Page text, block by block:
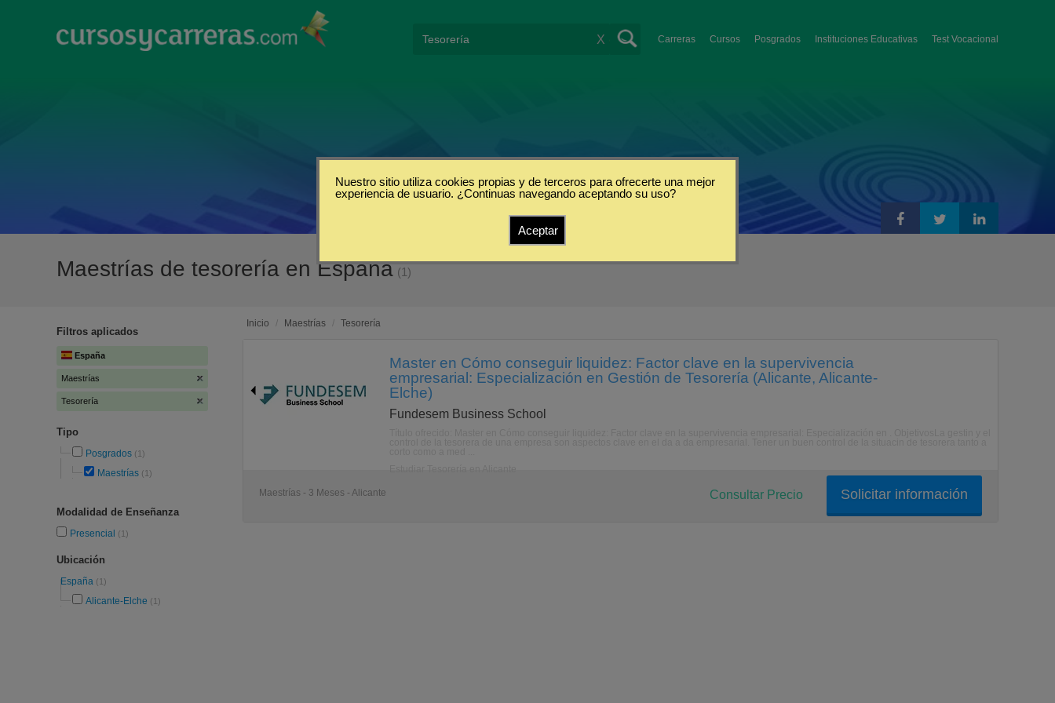
Carreras Cursos Posgrados Instituciones Educativas Test Vocacional
X
Maestrías de tesorería en España (1)
Filtros aplicados
España
Maestrías
Tesorería
Tipo
Posgrados (1)
Maestrías (1)
Modalidad de Enseñanza
Presencial (1)
Ubicación
España (1)
Alicante-Elche (1)
Inicio / Maestrías / Tesorería
Master en Cómo conseguir liquidez: Factor clave en la supervivencia
empresarial: Especialización en Gestión de Tesorería (Alicante, Alicante-
Elche)
Fundesem Business School
Maestrías - 3 Meses - Alicante Solicitar información
Consultar Precio
Nuestro sitio utiliza cookies propias y de terceros para ofrecerte una mejor
experiencia de usuario. ¿Continuas navegando aceptando su uso?
Aceptar